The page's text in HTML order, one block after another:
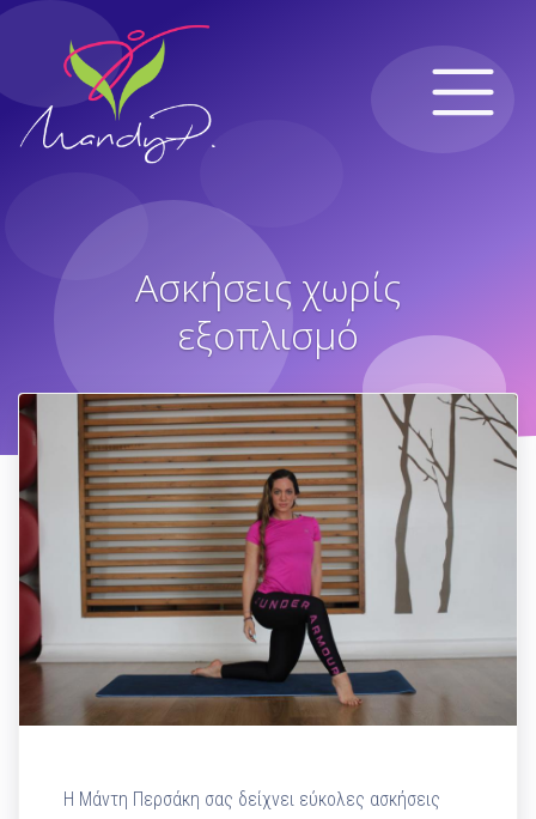
Ασκήσεις χωρίς
εξοπλισμό
Η Μάντη Περσάκη σας δείχνει εύκολες ασκήσεις